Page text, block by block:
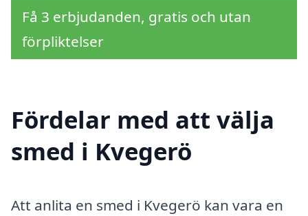
Få 3 erbjudanden, gratis och utan
förpliktelser
Fördelar med att välja
smed i Kvegerö
Att anlita en smed i Kvegerö kan vara en